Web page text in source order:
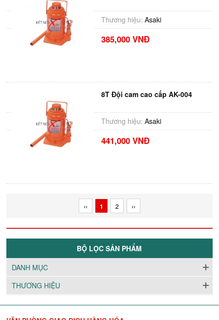
Thương hiệu: Asaki
385,000 VNĐ
8T Đội cam cao cấp AK-004
Thương hiệu: Asaki
441,000 VNĐ
‹‹ 1 2 ››
BỘ LỌC SẢN PHẨM
DANH MỤC
THƯƠNG HIỆU